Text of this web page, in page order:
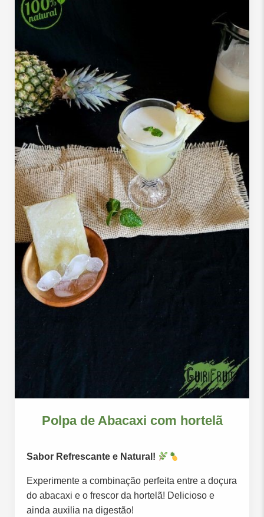
Polpa de Abacaxi com hortelã
Sabor Refrescante e Natural!
Experimente a combinação perfeita entre a doçura
do abacaxi e o frescor da hortelã! Delicioso e
ainda auxilia na digestão!